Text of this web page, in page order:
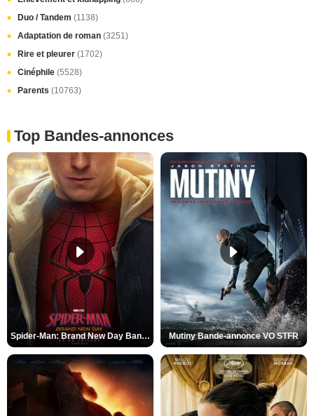
Duo / Tandem (1138)
Adaptation de roman (3251)
Rire et pleurer (1702)
Cinéphile (5528)
Parents (10763)
Top Bandes-annonces
Spider-Man: Brand New Day Bande-annonce VO STFR Mutiny Bande-annonce VO STFR